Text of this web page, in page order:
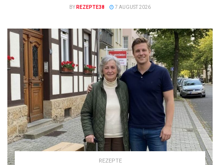
BY REZEPTE38 7 AUGUST 2026
REZEPTE